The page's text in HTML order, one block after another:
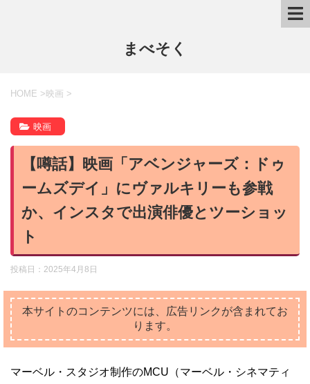
まべそく
HOME > 映画 >
映画
【噂話】映画「アベンジャーズ：ドゥ
ームズデイ」にヴァルキリーも参戦
か、インスタで出演俳優とツーショッ
ト
投稿日： 2025年4月8日
本サイトのコンテンツには、広告リンクが含まれてお
ります。
マーベル・スタジオ制作のMCU（マーベル・シネマティ